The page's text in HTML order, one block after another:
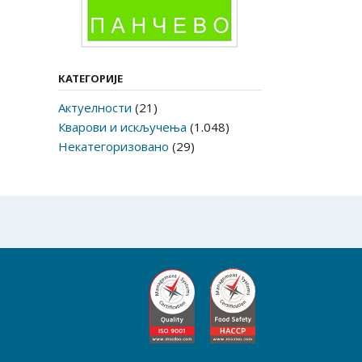
КАТЕГОРИЈЕ
Актуелности (21)
Кварови и искључења (1.048)
Некатегоризовано (29)